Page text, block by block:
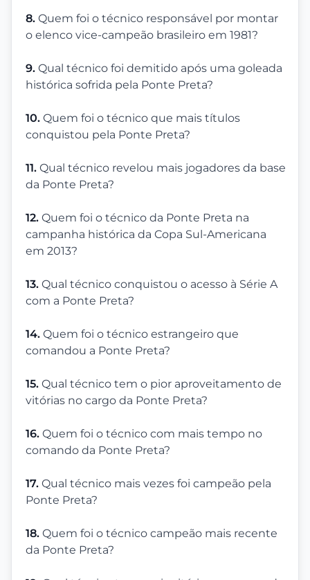
8. Quem foi o técnico responsável por montar
o elenco vice-campeão brasileiro em 1981?
9. Qual técnico foi demitido após uma goleada
histórica sofrida pela Ponte Preta?
10. Quem foi o técnico que mais títulos
conquistou pela Ponte Preta?
11. Qual técnico revelou mais jogadores da base
da Ponte Preta?
12. Quem foi o técnico da Ponte Preta na
campanha histórica da Copa Sul-Americana
em 2013?
13. Qual técnico conquistou o acesso à Série A
com a Ponte Preta?
14. Quem foi o técnico estrangeiro que
comandou a Ponte Preta?
15. Qual técnico tem o pior aproveitamento de
vitórias no cargo da Ponte Preta?
16. Quem foi o técnico com mais tempo no
comando da Ponte Preta?
17. Qual técnico mais vezes foi campeão pela
Ponte Preta?
18. Quem foi o técnico campeão mais recente
da Ponte Preta?